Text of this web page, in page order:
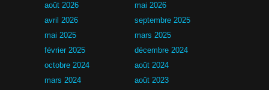
août 2026
mai 2026
avril 2026
septembre 2025
mai 2025
mars 2025
février 2025
décembre 2024
octobre 2024
août 2024
mars 2024
août 2023